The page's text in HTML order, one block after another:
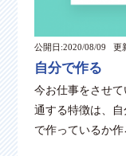
公開日:2020/08/09 更
自分で作る
今お仕事をさせ
通する特徴は、
で作っているか作